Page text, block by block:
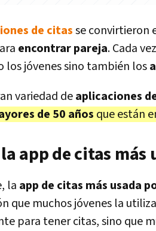
de citasse convirtieron
encontrar pareja. Cada
los jóvenes sino también los
variedad deaplicaciones
de 50 años que están
la app de citas
la app de citas más usada
que muchos jóvenes la
para tener citas, sino que